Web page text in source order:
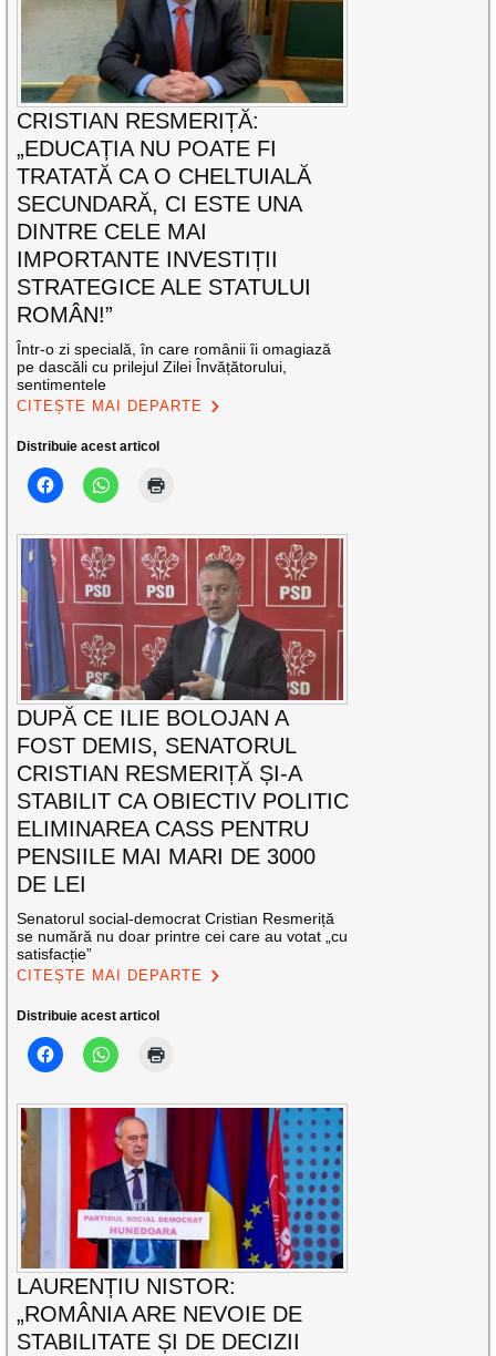
CRISTIAN RESMERIȚĂ:
„EDUCAȚIA NU POATE FI
TRATATĂ CA O CHELTUIALĂ
SECUNDARĂ, CI ESTE UNA
DINTRE CELE MAI
IMPORTANTE INVESTIȚII
STRATEGICE ALE STATULUI
ROMÂN!”
Într-o zi specială, în care românii îi omagiază
pe dascăli cu prilejul Zilei Învățătorului,
sentimentele
CITEȘTE MAI DEPARTE
Distribuie acest articol
DUPĂ CE ILIE BOLOJAN A
FOST DEMIS, SENATORUL
CRISTIAN RESMERIȚĂ ȘI-A
STABILIT CA OBIECTIV POLITIC
ELIMINAREA CASS PENTRU
PENSIILE MAI MARI DE 3000
DE LEI
Senatorul social-democrat Cristian Resmeriță
se numără nu doar printre cei care au votat „cu
satisfacție”
CITEȘTE MAI DEPARTE
Distribuie acest articol
LAURENȚIU NISTOR:
„ROMÂNIA ARE NEVOIE DE
STABILITATE ȘI DE DECIZII